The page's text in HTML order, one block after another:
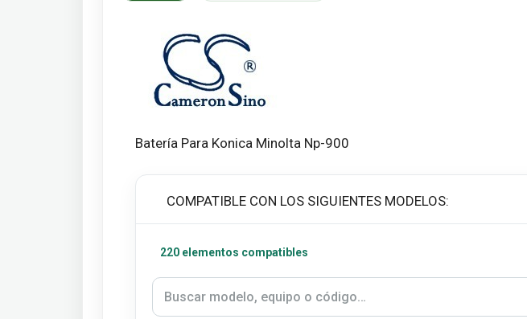
Batería Para Konica Minolta Np-900
COMPATIBLE CON LOS SIGUIENTES MODELOS:
220 elementos compatibles